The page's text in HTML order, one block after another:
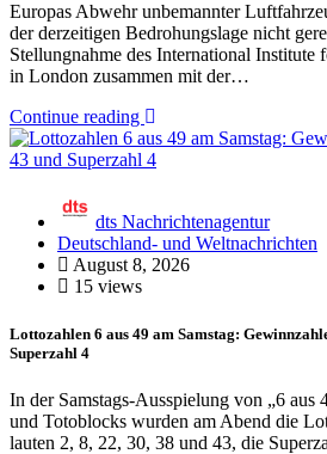
Europas Abwehr unbemannter
der derzeitigen Bedrohungslage nicht
Stellungnahme des International Institute
in London zusammen mit der…
Continue reading
dts Nachrichtenagentur
Deutschland- und Weltnachrichten
August 8, 2026
15 views
Lottozahlen 6 aus 49 am Samstag:
Superzahl 4
In der Samstags-Ausspielung von „6 aus
und Totoblocks wurden am Abend die
lauten 2, 8, 22, 30, 38 und 43, die